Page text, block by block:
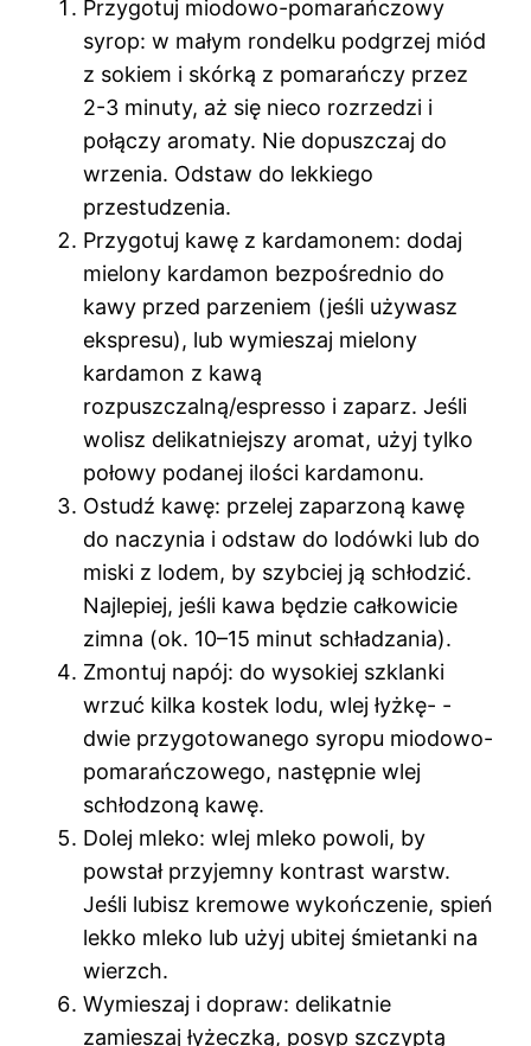
Przygotuj miodowo-pomarańczowy
syrop: w małym rondelku podgrzej miód
z sokiem i skórką z pomarańczy przez
2-3 minuty, aż się nieco rozrzedzi i
połączy aromaty. Nie dopuszczaj do
wrzenia. Odstaw do lekkiego
przestudzenia.
Przygotuj kawę z kardamonem: dodaj
mielony kardamon bezpośrednio do
kawy przed parzeniem (jeśli używasz
ekspresu), lub wymieszaj mielony
kardamon z kawą
rozpuszczalną/espresso i zaparz. Jeśli
wolisz delikatniejszy aromat, użyj tylko
połowy podanej ilości kardamonu.
Ostudź kawę: przelej zaparzoną kawę
do naczynia i odstaw do lodówki lub do
miski z lodem, by szybciej ją schłodzić.
Najlepiej, jeśli kawa będzie całkowicie
zimna (ok. 10–15 minut schładzania).
Zmontuj napój: do wysokiej szklanki
wrzuć kilka kostek lodu, wlej łyżkę- -
dwie przygotowanego syropu miodowo-
pomarańczowego, następnie wlej
schłodzoną kawę.
Dolej mleko: wlej mleko powoli, by
powstał przyjemny kontrast warstw.
Jeśli lubisz kremowe wykończenie, spień
lekko mleko lub użyj ubitej śmietanki na
wierzch.
Wymieszaj i dopraw: delikatnie
zamieszaj łyżeczką, posyp szczyptą